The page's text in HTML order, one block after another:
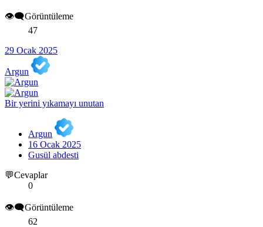
👁️‍🗨️Görüntüleme
47
29 Ocak 2025
Argun
Bir yerini yıkamayı unutan
Argun
16 Ocak 2025
Gusül abdesti
💬Cevaplar
0
👁️‍🗨️Görüntüleme
62